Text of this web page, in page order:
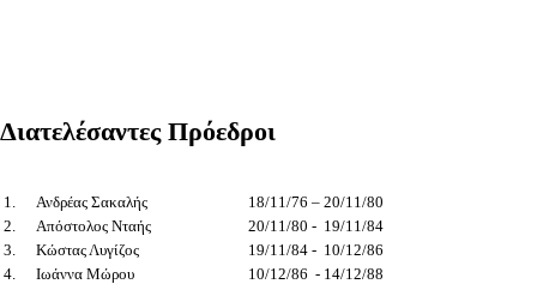
Διατελέσαντες Πρόεδροι
1. Ανδρέας Σακαλής
18/11/76 – 20/11/80
2.
Απόστολος Νταής
20/11/80 - 19/11/84
3.
Κώστας Λυγίζος
19/11/84 - 10/12/86
4.
Ιωάννα Μώρου
10/12/86 - 14/12/88